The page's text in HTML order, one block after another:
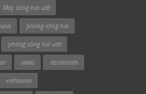
Máy xông hơi ướt
phòng xông hơi
phòng xông hơi ướt
sawo steambath
vietsauna